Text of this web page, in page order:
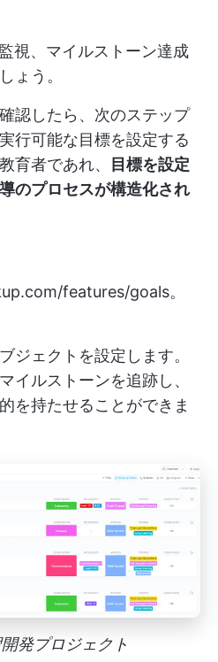
視、マイルストーン達成
ょう。
認したら、次のステップ
行可能な目標を設定する
育者であれ、
目標を設定
のプロセスが構造化され
features/goals。
ジェクトを設定します。
イルストーンを追跡し、
を持たせることができま
発プロジェクト